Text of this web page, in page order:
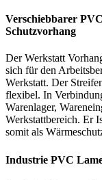
Verschiebbarer
Schutzvorhang
Der Werkstatt
sich für den
Werkstatt. Der
flexibel. In
Warenlager,
Werkstattbereich. Er
somit als
Industrie PVC